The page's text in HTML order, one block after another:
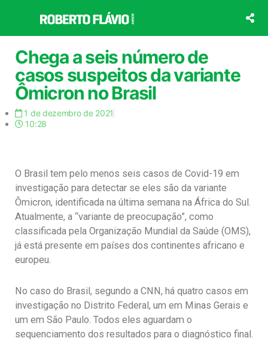
o
conteúdo
Chega a seis número de
casos suspeitos da variante
Ômicron no Brasil
1 de dezembro de 2021
10:28
O Brasil tem pelo menos seis casos de Covid-19 em
investigação para detectar se eles são da variante
Ômicron, identificada na última semana na África do Sul.
Atualmente, a “variante de preocupação”, como
classificada pela Organização Mundial da Saúde (OMS),
já está presente em países dos continentes africano e
europeu.
No caso do Brasil, segundo a CNN, há quatro casos em
investigação no Distrito Federal, um em Minas Gerais e
um em São Paulo. Todos eles aguardam o
sequenciamento dos resultados para o diagnóstico final.